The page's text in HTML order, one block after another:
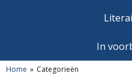
In
Home Categorieën